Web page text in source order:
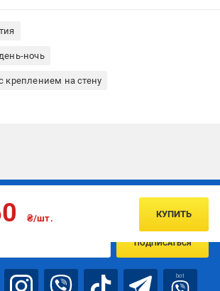
ночь
креплением на стену
шторы
створку окна
₴/шт. КУПИТЬ
чтобы узнавать первым об акцияx и
ПОДПИСАТЬСЯ
bot